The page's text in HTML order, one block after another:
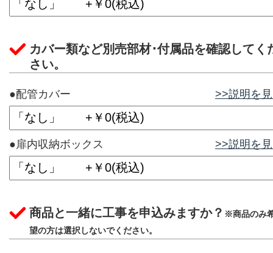
カバー類など別売部材･付属品を確認してく
さい。
●配管カバー >>説明を
●扉内収納ボックス >>説明を
商品と一緒に工事を申込みますか？ ※商品のみ
望の方は選択しないでください。